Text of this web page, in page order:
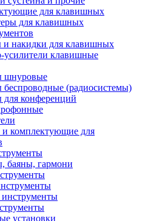
для клавишных
для клавишных
и накидки для клавишных
усилители клавишные
шнуровые
(радиосистемы)
конференций
и комплектующие для
баяны, гармони
установки